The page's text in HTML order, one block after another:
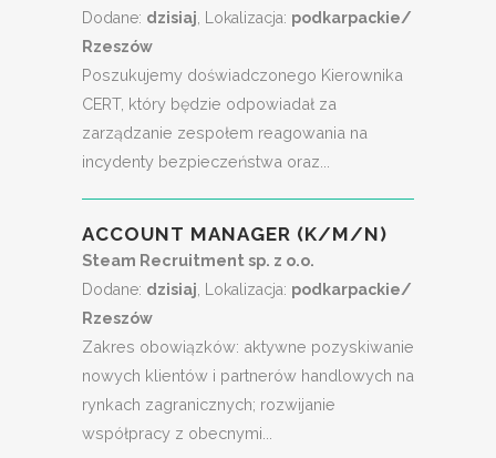
Dodane: dzisiaj , Lokalizacja: podkarpackie/
Rzeszów
Poszukujemy doświadczonego Kierownika
CERT, który będzie odpowiadał za
zarządzanie zespołem reagowania na
incydenty bezpieczeństwa oraz...
ACCOUNT MANAGER (K/M/N)
Steam Recruitment sp. z o.o.
Dodane: dzisiaj , Lokalizacja: podkarpackie/
Rzeszów
Zakres obowiązków: aktywne pozyskiwanie
nowych klientów i partnerów handlowych na
rynkach zagranicznych; rozwijanie
współpracy z obecnymi...